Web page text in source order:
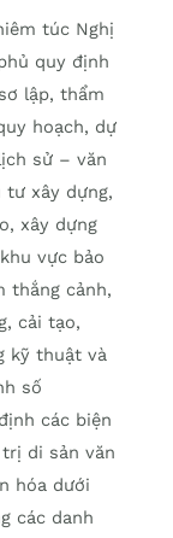
túc Nghị
quy định
lập, thẩm
hoạch, dự
sử – văn
tư xây dựng,
xây dựng
vực bảo
thắng cảnh,
cải tạo,
kỹ thuật và
số
các biện
di sản văn
hóa dưới
các danh